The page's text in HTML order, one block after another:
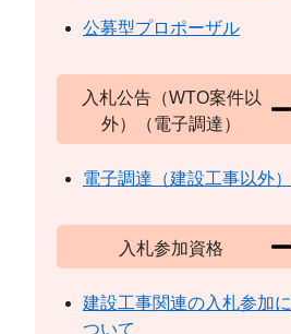
公募型プロポーザル
入札公告（WTO案件以
外）（電子調達）
電子調達（建設工事以外）
入札参加資格
建設工事関連の入札参加に
ついて